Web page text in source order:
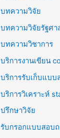
บทความวิจัย
บทความวิจัยรัฐศา
บทความวิชาการ
บริการงานเขียน
บริการรับเก็บแบบ
บริการวิเคราะห์
ปรึกษาวิจัย
รับกรอกแบบสอบ